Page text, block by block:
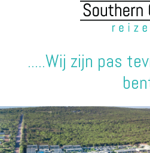
.....Wij zijn pas